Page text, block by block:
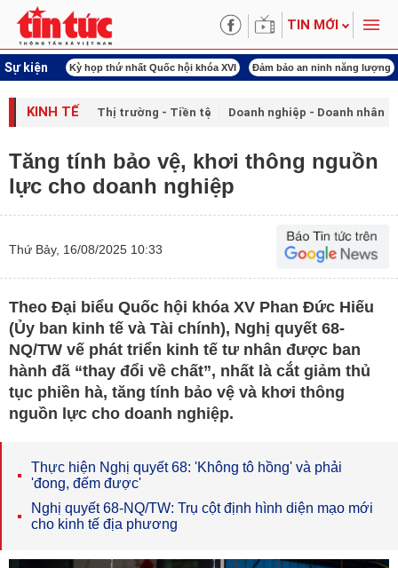
TIN MỚI
Sự kiện
Cup 2026 Kỳ họp thứ nhất Quốc hội khóa XVI Đảm bảo an ninh năng lượng
KINH TẾ Thị trường - Tiền tệ Doanh nghiệp - Doanh nhân
Tăng tính bảo vệ, khơi thông nguồn
lực cho doanh nghiệp
Thứ Bảy, 16/08/2025 10:33
Theo Đại biểu Quốc hội khóa XV Phan Đức Hiếu
(Ủy ban kinh tế và Tài chính), Nghị quyết 68-
NQ/TW vế phát triển kinh tế tư nhân được ban
hành đã “thay đổi về chất”, nhất là cắt giảm thủ
tục phiền hà, tăng tính bảo vệ và khơi thông
nguồn lực cho doanh nghiệp.
Thực hiện Nghị quyết 68: 'Không tô hồng' và phải
'đong, đếm được'
Nghị quyết 68-NQ/TW: Trụ cột định hình diện mạo mới
cho kinh tế địa phương